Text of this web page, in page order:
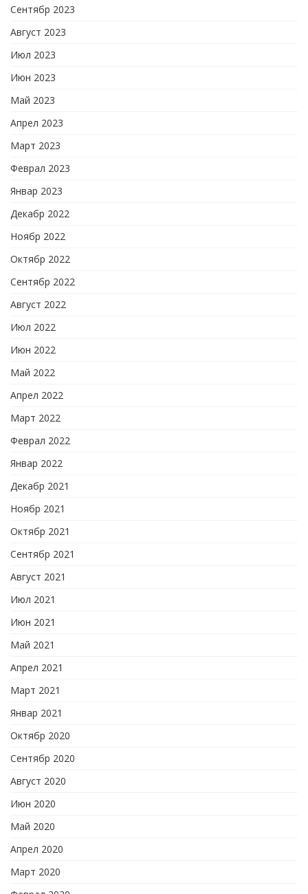
Сентябр 2023
Август 2023
Июл 2023
Июн 2023
Май 2023
Апрел 2023
Март 2023
Феврал 2023
Январ 2023
Декабр 2022
Ноябр 2022
Октябр 2022
Сентябр 2022
Август 2022
Июл 2022
Июн 2022
Май 2022
Апрел 2022
Март 2022
Феврал 2022
Январ 2022
Декабр 2021
Ноябр 2021
Октябр 2021
Сентябр 2021
Август 2021
Июл 2021
Июн 2021
Май 2021
Апрел 2021
Март 2021
Январ 2021
Октябр 2020
Сентябр 2020
Август 2020
Июн 2020
Май 2020
Апрел 2020
Март 2020